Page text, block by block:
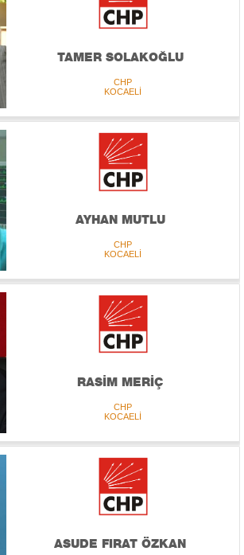
TAMER SOLAKOĞLU
CHP
KOCAELİ
AYHAN MUTLU
CHP
KOCAELİ
RASİM MERİÇ
CHP
KOCAELİ
ASUDE FIRAT ÖZKAN